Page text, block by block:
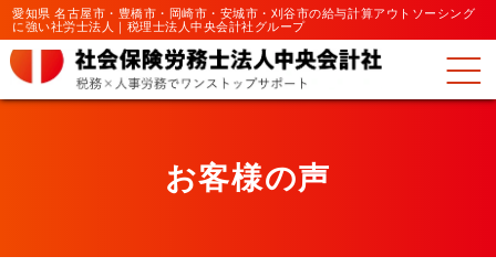
愛知県 名古屋市・豊橋市・岡崎市・安城市・刈谷市の給与計算アウトソーシング
に強い社労士法人｜税理士法人中央会計社グループ
お客様の声